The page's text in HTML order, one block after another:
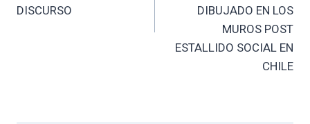
DISCURSO
DIBUJADO EN LOS
MUROS POST
ESTALLIDO SOCIAL EN
CHILE